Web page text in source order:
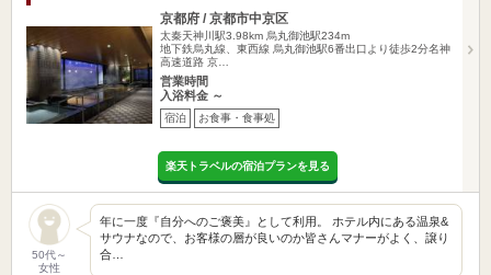
京都府 / 京都市中京区
太秦天神川駅3.98km 烏丸御池駅234m
地下鉄烏丸線、東西線 烏丸御池駅6番出口より徒歩2分名神
高速道路 京…
営業時間
入浴料金 ～
宿泊 お食事・食事処
楽天トラベルの宿泊プランを見る
50代～
女性
年に一度『自分へのご褒美』として利用。 ホテル内にある温泉&
サウナなので、お客様の層が良いのか皆さんマナーがよく、譲り
合…